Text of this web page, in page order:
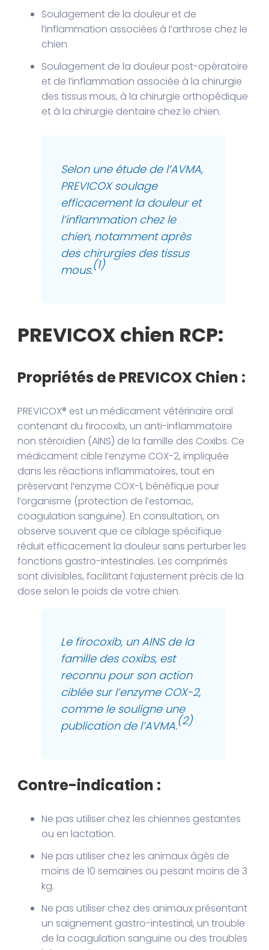
Soulagement de la douleur et de
l’inflammation associées à l’arthrose chez le
chien
Soulagement de la douleur post-opératoire
et de l’inflammation associée à la chirurgie
des tissus mous, à la chirurgie orthopédique
et à la chirurgie dentaire chez le chien.
Selon une étude de l’AVMA,
PREVICOX soulage
efficacement la douleur et
l’inflammation chez le
chien, notamment après
des chirurgies des tissus
mous.(1)
PREVICOX chien RCP:
Propriétés de PREVICOX Chien :
PREVICOX® est un médicament vétérinaire oral
contenant du firocoxib, un anti-inflammatoire
non stéroïdien (AINS) de la famille des Coxibs. Ce
médicament cible l’enzyme COX-2, impliquée
dans les réactions inflammatoires, tout en
préservant l’enzyme COX-1, bénéfique pour
l’organisme (protection de l’estomac,
coagulation sanguine). En consultation, on
observe souvent que ce ciblage spécifique
réduit efficacement la douleur sans perturber les
fonctions gastro-intestinales. Les comprimés
sont divisibles, facilitant l’ajustement précis de la
dose selon le poids de votre chien.
Le firocoxib, un AINS de la
famille des coxibs, est
reconnu pour son action
ciblée sur l’enzyme COX-2,
comme le souligne une
publication de l’AVMA.(2)
Contre-indication :
Ne pas utiliser chez les chiennes gestantes
ou en lactation.
Ne pas utiliser chez les animaux âgés de
moins de 10 semaines ou pesant moins de 3
kg.
Ne pas utiliser chez des animaux présentant
un saignement gastro-intestinal, un trouble
de la coagulation sanguine ou des troubles